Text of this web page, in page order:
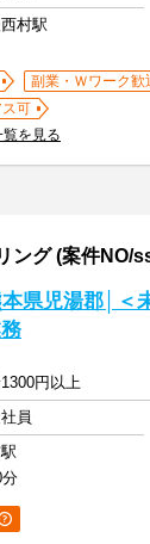
村駅
副業・Ｗワーク歓
ス可
を見る
ング (案件NO/
本県児湯郡│
円以上
員